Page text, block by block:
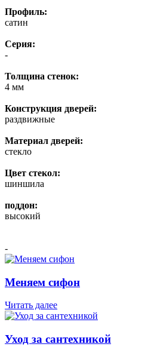
Профиль:
сатин
Серия:
-
Толщина стенок:
4 мм
Конструкция дверей:
раздвижные
Материал дверей:
стекло
Цвет стекол:
шиншила
поддон:
высокий
-
Меняем сифон
Читать далее
Уход за сантехникой